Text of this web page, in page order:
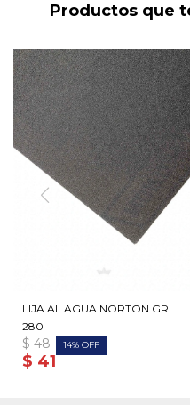
Productos que
LIJA AL AGUA NORTON GR.
280
$ 41
$ 48 14